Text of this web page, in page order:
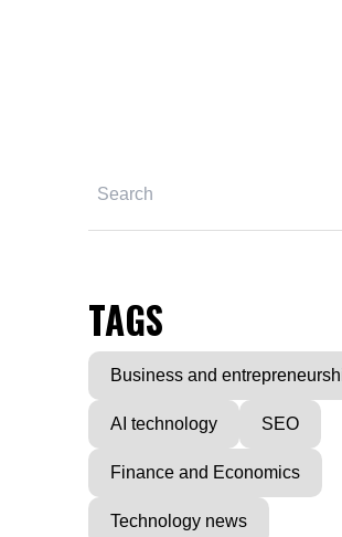
TAGS
Business and
AI technology SEO
Finance and Economics
Technology news